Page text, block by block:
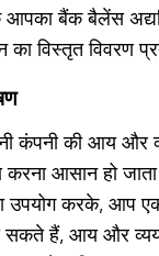
आपका बैंक बैलेंस
विस्तृत विवरण
कंपनी की आय और
करना आसान हो
उपयोग करके, आप
हैं, आय और व्यय